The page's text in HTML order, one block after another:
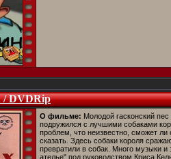
/ DVDRip
О фильме: Молодой гасконский
подружился с лучшими собаками
проблем, что неизвестно, сможет
сказать. Здесь собаки короля
превратили в собак. Много музыки
ателье" под руководством Криса